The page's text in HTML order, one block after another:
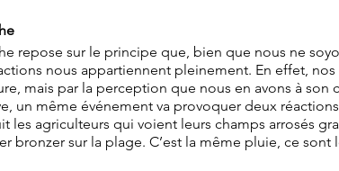
repose sur le principe que, bien que nous ne
nous appartiennent pleinement. En effet,
mais par la perception que nous en avons à son
un même événement va provoquer deux
les agriculteurs qui voient leurs champs arrosés
bronzer sur la plage. C’est la même pluie, ce